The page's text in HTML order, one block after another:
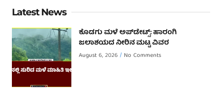
Latest News
ಕೊಡಗು ಮಳೆ ಅಪ್‌ಡೇಟ್ಸ್: ಹಾರಂಗಿ
ಜಲಾಶಯದ ನೀರಿನ ಮಟ್ಟ ವಿವರ
August 6, 2026 No Comments